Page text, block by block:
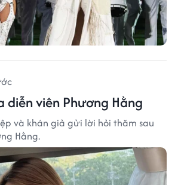
diễn viên Phương Hằng
và khán giả gửi lời hỏi thăm sau
Hằng.